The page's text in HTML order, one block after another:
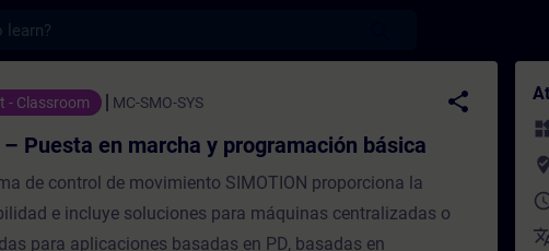
marcha y programación básica - Training -
- Classroom MC-SMO-SYS
share
– Puesta en marcha y programación básica
de control de movimiento SIMOTION proporciona la
e incluye soluciones para máquinas centralizadas o
para aplicaciones basadas en PD, basadas en
where_to_vote